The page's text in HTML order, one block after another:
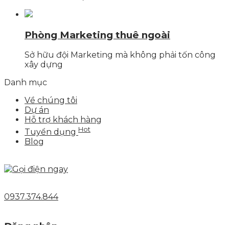
Phòng Marketing thuê ngoài
Sở hữu đội Marketing mà không phải tốn công
xây dựng
Danh mục
Về chúng tôi
Dự án
Hỗ trợ khách hàng
Tuyển dụng Hot
Blog
0937.374.844